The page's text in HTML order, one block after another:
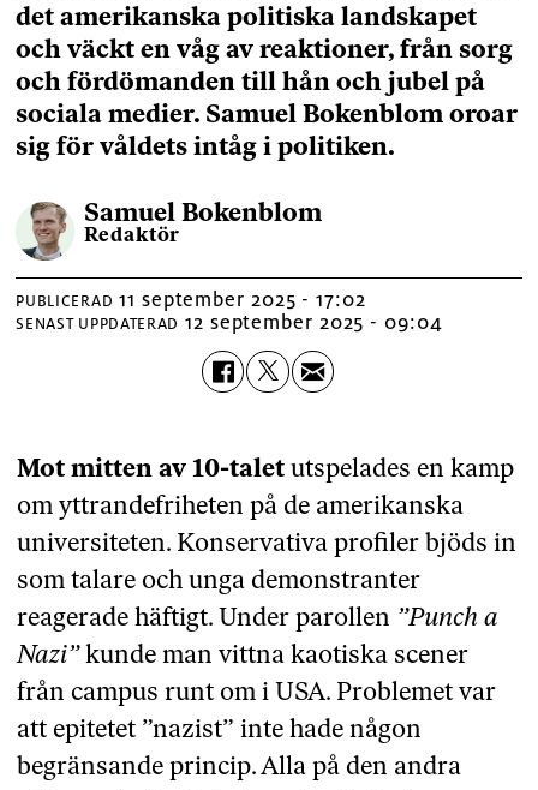
det amerikanska politiska landskapet
och väckt en våg av reaktioner, från sorg
och fördömanden till hån och jubel på
sociala medier. Samuel Bokenblom oroar
sig för våldets intåg i politiken.
Samuel Bokenblom
Redaktör
PUBLICERAD 11 september 2025 - 17:02
SENAST UPPDATERAD 12 september 2025 - 09:04
Mot mitten av 10-taletutspelades en kamp
om yttrandefriheten på de amerikanska
universiteten. Konservativa profiler bjöds in
som talare och unga demonstranter
reagerade häftigt. Under parollen ”Punch a
Nazi”kunde man vittna kaotiska scener
från campus runt om i USA. Problemet var
att epitetet ”nazist” inte hade någon
begränsande princip. Alla på den andra